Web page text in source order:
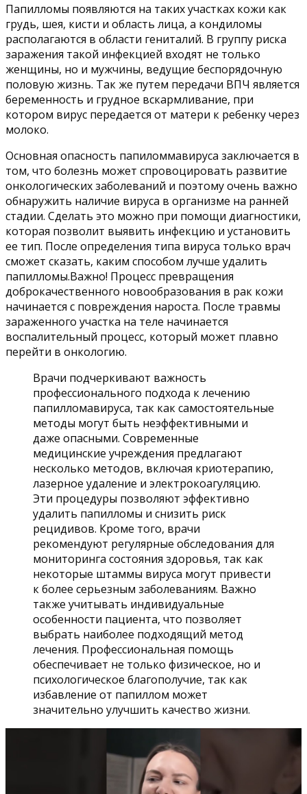
Папилломы появляются на таких участках кожи как
грудь, шея, кисти и область лица, а кондиломы
располагаются в области гениталий. В группу риска
заражения такой инфекцией входят не только
женщины, но и мужчины, ведущие беспорядочную
половую жизнь. Так же путем передачи ВПЧ является
беременность и грудное вскармливание, при
котором вирус передается от матери к ребенку через
молоко.
Основная опасность папиломмавируса заключается в
том, что болезнь может спровоцировать развитие
онкологических заболеваний и поэтому очень важно
обнаружить наличие вируса в организме на ранней
стадии. Сделать это можно при помощи диагностики,
которая позволит выявить инфекцию и установить
ее тип. После определения типа вируса только врач
сможет сказать, каким способом лучше удалить
папилломы.Важно! Процесс превращения
доброкачественного новообразования в рак кожи
начинается с повреждения нароста. После травмы
зараженного участка на теле начинается
воспалительный процесс, который может плавно
перейти в онкологию.
Врачи подчеркивают важность
профессионального подхода к лечению
папилломавируса, так как самостоятельные
методы могут быть неэффективными и
даже опасными. Современные
медицинские учреждения предлагают
несколько методов, включая криотерапию,
лазерное удаление и электрокоагуляцию.
Эти процедуры позволяют эффективно
удалить папилломы и снизить риск
рецидивов. Кроме того, врачи
рекомендуют регулярные обследования для
мониторинга состояния здоровья, так как
некоторые штаммы вируса могут привести
к более серьезным заболеваниям. Важно
также учитывать индивидуальные
особенности пациента, что позволяет
выбрать наиболее подходящий метод
лечения. Профессиональная помощь
обеспечивает не только физическое, но и
психологическое благополучие, так как
избавление от папиллом может
значительно улучшить качество жизни.